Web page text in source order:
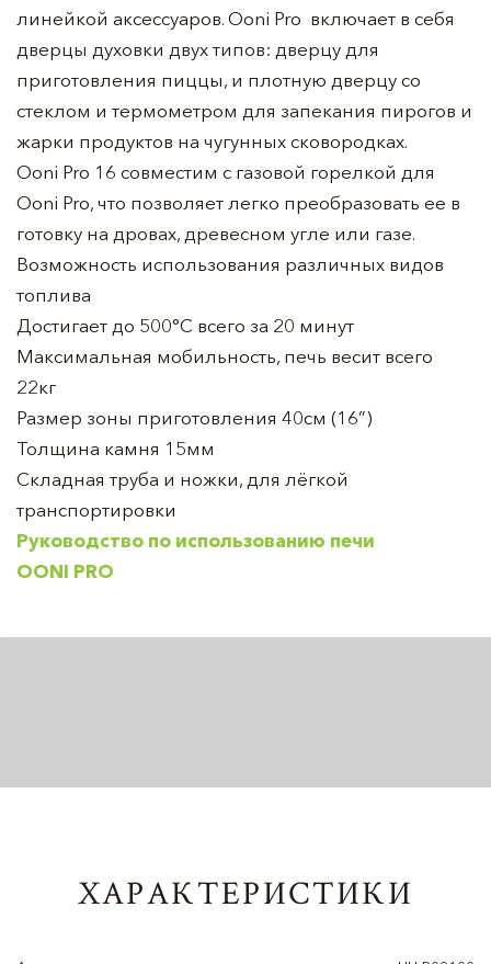
линейкой аксессуаров. Ooni Pro включает в себя
дверцы духовки двух типов: дверцу для
приготовления пиццы, и плотную дверцу со
стеклом и термометром для запекания пирогов и
жарки продуктов на чугунных сковородках.
Ooni Pro 16 совместим с газовой горелкой для
Ooni Pro, что позволяет легко преобразовать ее в
готовку на дровах, древесном угле или газе.
Возможность использования различных видов
топлива
Достигает до 500°C всего за 20 минут
Максимальная мобильность, печь весит всего
22кг
Размер зоны приготовления 40см (16”)
Толщина камня 15мм
Складная труба и ножки, для лёгкой
транспортировки
Руководство по использованию печи
OONI PRO
ХАРАКТЕРИСТИКИ